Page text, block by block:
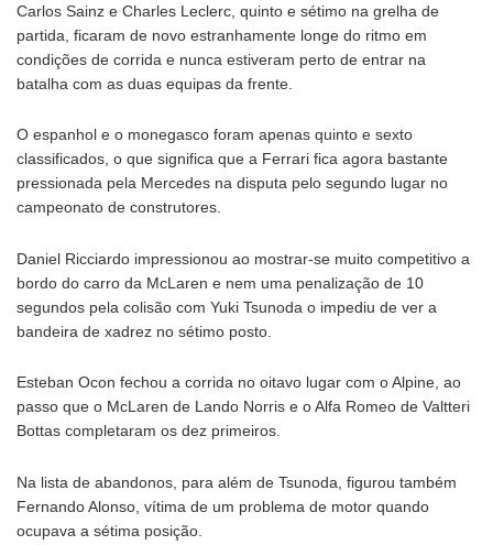
Carlos Sainz e Charles Leclerc, quinto e sétimo na grelha de
partida, ficaram de novo estranhamente longe do ritmo em
condições de corrida e nunca estiveram perto de entrar na
batalha com as duas equipas da frente.
O espanhol e o monegasco foram apenas quinto e sexto
classificados, o que significa que a Ferrari fica agora bastante
pressionada pela Mercedes na disputa pelo segundo lugar no
campeonato de construtores.
Daniel Ricciardo impressionou ao mostrar-se muito competitivo a
bordo do carro da McLaren e nem uma penalização de 10
segundos pela colisão com Yuki Tsunoda o impediu de ver a
bandeira de xadrez no sétimo posto.
Esteban Ocon fechou a corrida no oitavo lugar com o Alpine, ao
passo que o McLaren de Lando Norris e o Alfa Romeo de Valtteri
Bottas completaram os dez primeiros.
Na lista de abandonos, para além de Tsunoda, figurou também
Fernando Alonso, vítima de um problema de motor quando
ocupava a sétima posição.